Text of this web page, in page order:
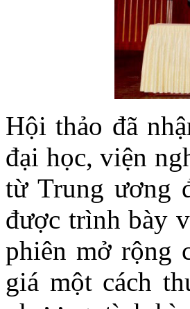
Hội thảo đã
đại học, viện
từ Trung ương
được trình bày
phiên mở rộng
giá một cách